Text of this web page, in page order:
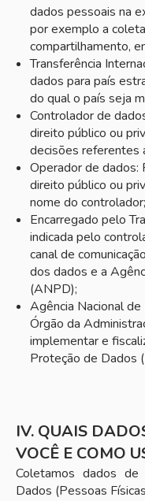
dados pessoais na
por exemplo a
compartilhamento,
Transferência
dados para país
do qual o país seja
Controlador de
direito público ou
decisões referentes
Operador de dados:
direito público ou
nome do controlador;
Encarregado pelo
indicada pelo
canal de
dos dados e a
(ANPD);
Agência Nacional
Órgão da
implementar e
Proteção de Dados
IV. QUAIS
VOCÊ E COMO
Coletamos dados
Dados (Pessoas